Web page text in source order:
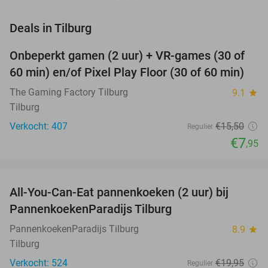
Deals in Tilburg
49%
Onbeperkt gamen (2 uur) + VR-games (30 of
60 min) en/of Pixel Play Floor (30 of 60 min)
The Gaming Factory Tilburg 9.1 star
Tilburg
Verkocht: 407
Regulier €15,50
€7,95
All-You-Can-Eat pannenkoeken (2 uur) bij
PannenkoekenParadijs Tilburg
PannenkoekenParadijs Tilburg 8.9 star
Tilburg
Verkocht: 524
Regulier €19,95